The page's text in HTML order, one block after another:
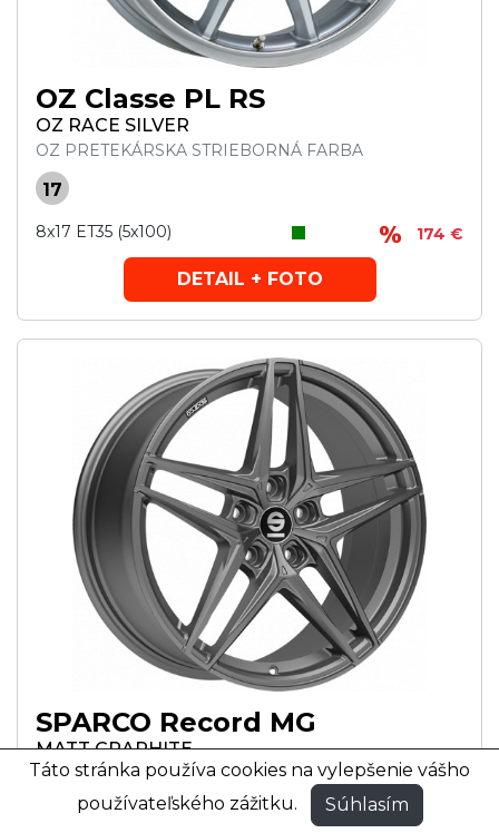
OZ Classe PL RS
OZ RACE SILVER
OZ PRETEKÁRSKA STRIEBORNÁ FARBA
17
8x17 ET35 (5x100) 174 €
DETAIL + FOTO
SPARCO Record MG
MATT GRAPHITE
MATNÁ GRAFITOVÁ FARBA
Táto stránka používa cookies na vylepšenie vášho
používateľského zážitku.
Súhlasím